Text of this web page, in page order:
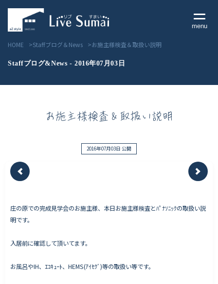
menu
Livesumai 住宅標準性能
Livesumai 保証について
物件情報
HOME Staffブログ＆News お施主様検査＆取扱い説明
Staffブログ&News - 2016年07月03日
お施主様検査＆取扱い説明
2016年07月03日 公開
庄の原での完成見学会のお施主様、本日お施主様検査とﾊﾟﾅｿﾆｯｸの取扱い説
明です。
入居前に確認して頂いてます。
お風呂やIH、ｴｺｷｭｰﾄ、HEMS(ｱｲｾｸﾞ)等の取扱い等です。